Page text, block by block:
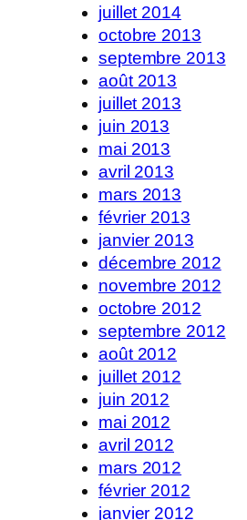
juillet 2014
octobre 2013
septembre 2013
août 2013
juillet 2013
juin 2013
mai 2013
avril 2013
mars 2013
février 2013
janvier 2013
décembre 2012
novembre 2012
octobre 2012
septembre 2012
août 2012
juillet 2012
juin 2012
mai 2012
avril 2012
mars 2012
février 2012
janvier 2012